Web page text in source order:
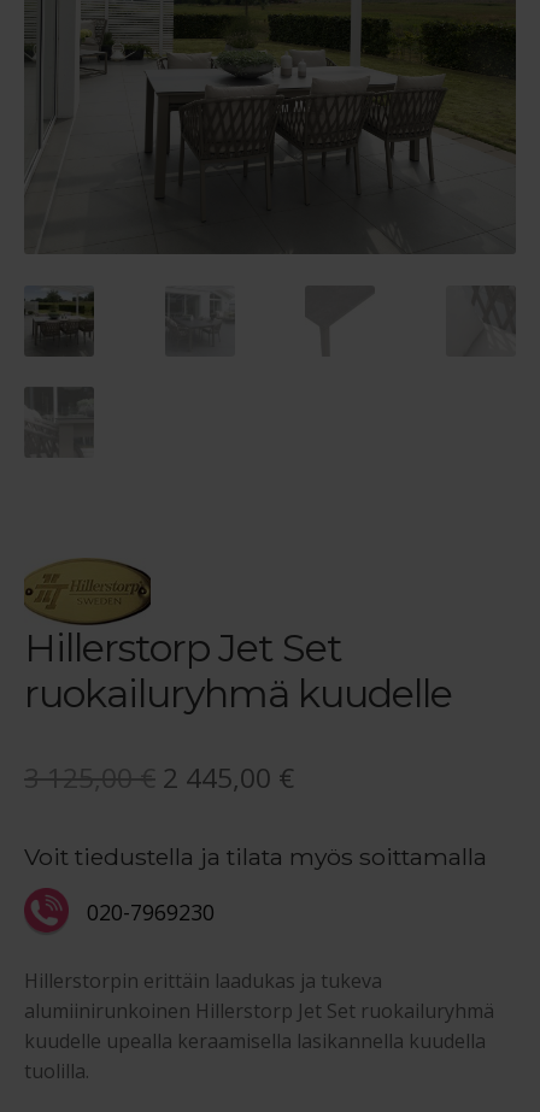
Reklamaatiolomake
Palautuslomake
Blogi
Hillerstorp Jet Set
ruokailuryhmä kuudelle
3 125,00€ Alkuperäinen
oli:
3
2 445,00 €
on:
Voit tiedustella ja tilata myös soittamalla
020-7969230
Hillerstorpin erittäin laadukas ja tukeva
alumiinirunkoinen Hillerstorp Jet Set ruokailuryhmä
kuudelle upealla keraamisella lasikannella kuudella
tuolilla.